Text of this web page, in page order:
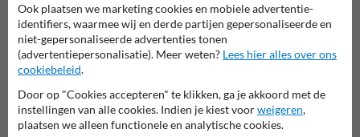
Vraag of opmerking
Ook plaatsen we marketing cookies en mobiele advertentie-
identifiers, waarmee wij en derde partijen gepersonaliseerde en
niet-gepersonaliseerde advertenties tonen
(advertentiepersonalisatie). Meer weten? Lees hier alles over ons
cookiebeleid.
Door op "Cookies accepteren" te klikken, ga je akkoord met de
instellingen van alle cookies. Indien je kiest voorweigeren,
plaatsen we alleen functionele en analytische cookies.